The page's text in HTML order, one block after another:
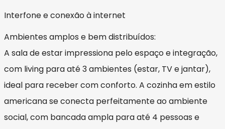
Interfone e conexão à internet
Ambientes amplos e bem distribuídos:
A sala de estar impressiona pelo espaço e integração,
com living para até 3 ambientes (estar, TV e jantar),
ideal para receber com conforto. A cozinha em estilo
americana se conecta perfeitamente ao ambiente
social, com bancada ampla para até 4 pessoas e